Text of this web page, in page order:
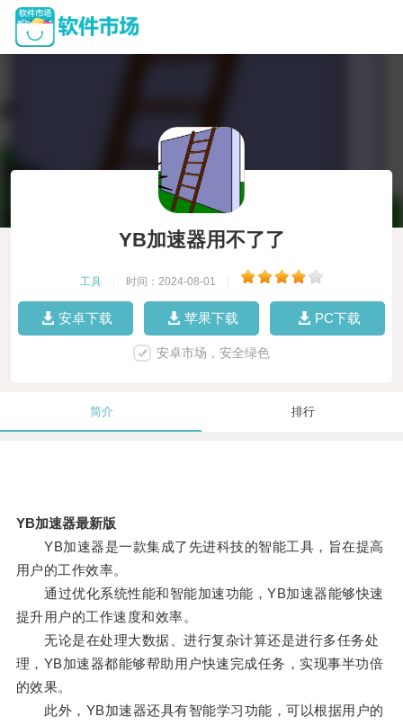
YB加速器用不了了
工具 时间：2024-08-01
安卓下载 苹果下载 PC下载
安卓市场，安全绿色
简介 排行
YB加速器最新版
YB加速器是一款集成了先进科技的智能工具，旨在提高
用户的工作效率。
通过优化系统性能和智能加速功能，YB加速器能够快速
提升用户的工作速度和效率。
无论是在处理大数据、进行复杂计算还是进行多任务处
理，YB加速器都能够帮助用户快速完成任务，实现事半功倍
的效果。
此外，YB加速器还具有智能学习功能，可以根据用户的